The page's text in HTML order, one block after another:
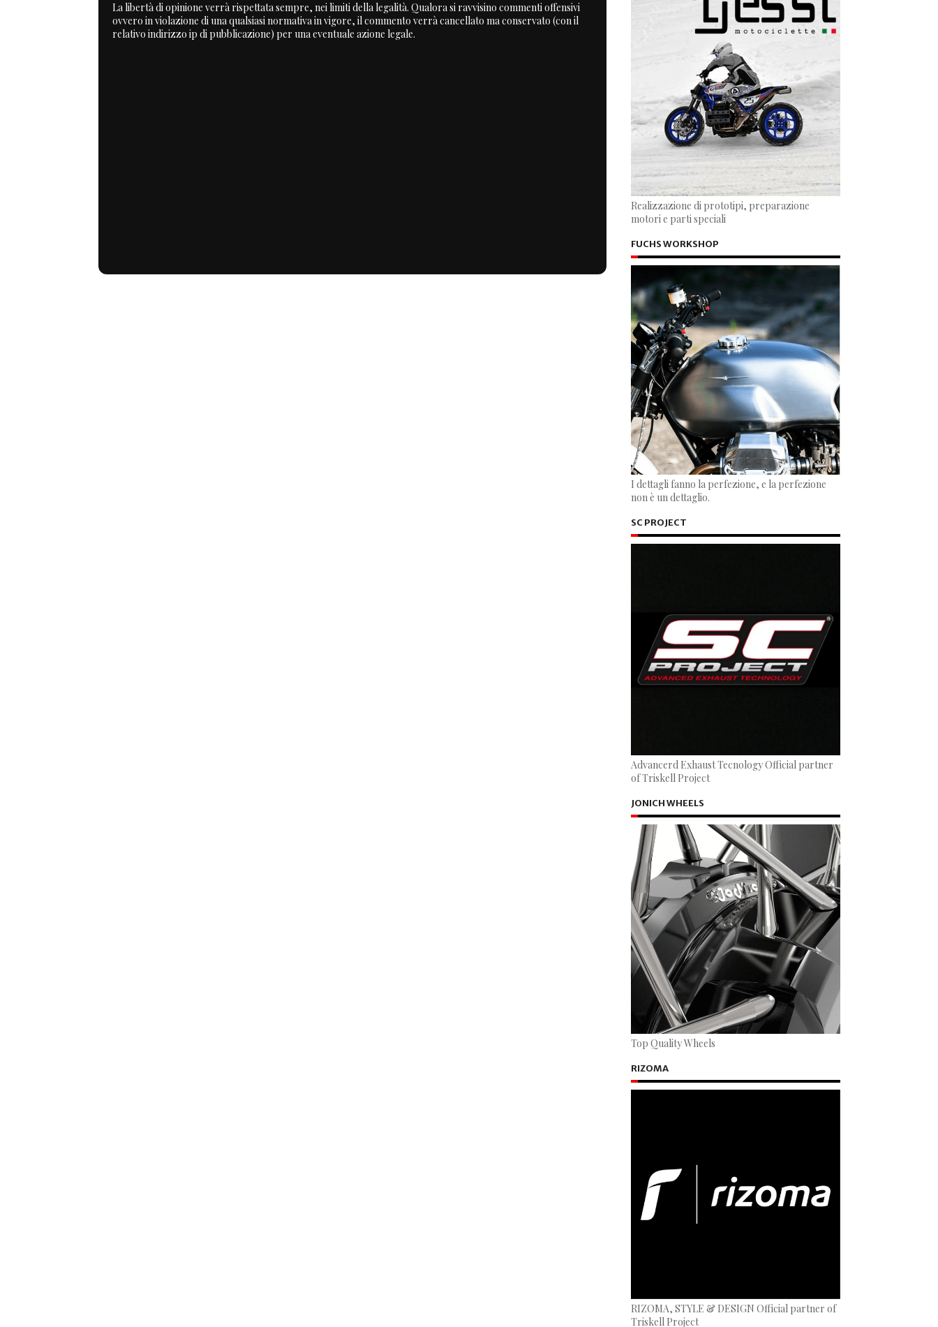
La libertà di opinione verrà rispettata sempre, nei limiti della legalità. Qualora si ravvisino commenti offensivi
ovvero in violazione di una qualsiasi normativa in vigore, il commento verrà cancellato ma conservato (con il
relativo indirizzo ip di pubblicazione) per una eventuale azione legale.
Realizzazione di prototipi, preparazione
motori e parti speciali
FUCHS WORKSHOP
I dettagli fanno la perfezione, e la perfezione
non è un dettaglio.
SC PROJECT
Advancerd Exhaust Tecnology Official partner
of Triskell Project
JONICH WHEELS
Top Quality Wheels
RIZOMA
RIZOMA, STYLE & DESIGN Official partner of
Triskell Project